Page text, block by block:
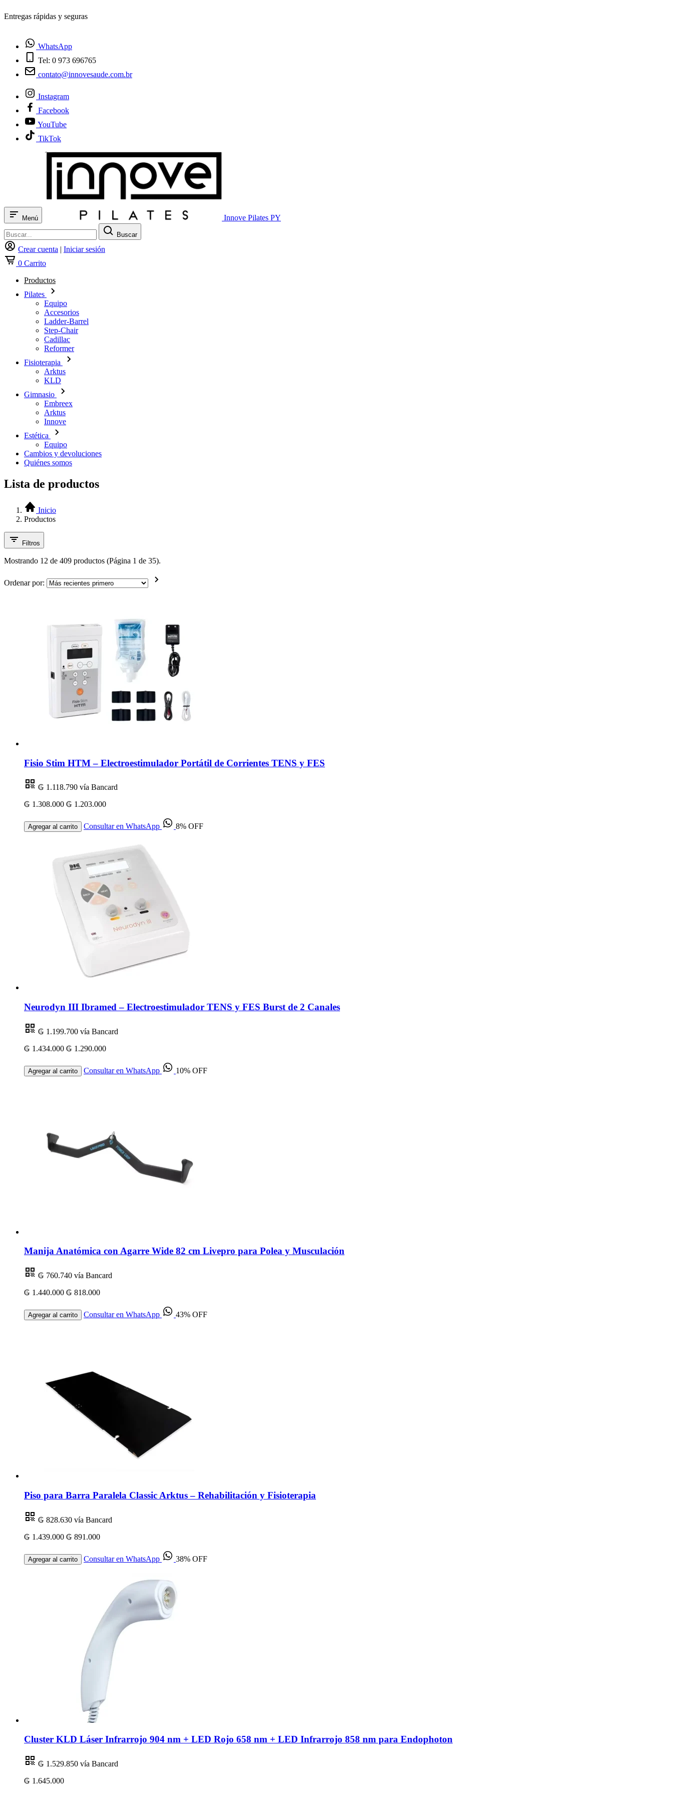
¿Tienes dudas? Habla con nosotros
WhatsApp
Tel: 0 973 696765
contato@innovesaude.com.br
Instagram
Facebook
YouTube
TikTok
Menú Innove Pilates PY
Buscar
Crear cuenta | Iniciar sesión
0 Carrito
Productos
Pilates
Equipo
Accesorios
Ladder-Barrel
Step-Chair
Cadillac
Reformer
Fisioterapia
Arktus
KLD
Gimnasio
Embreex
Arktus
Innove
Estética
Equipo
Cambios y devoluciones
Quiénes somos
Lista de productos
Inicio
Productos
Filtros
Mostrando 12 de 409 productos (Página 1 de 35).
Ordenar por:
Fisio Stim HTM – Electroestimulador Portátil de Corrientes TENS y FES
₲ 1.118.790 vía Bancard
₲ 1.308.000 ₲ 1.203.000
Agregar al carrito Consultar en WhatsApp 8% OFF
Neurodyn III Ibramed – Electroestimulador TENS y FES Burst de 2 Canales
₲ 1.199.700 vía Bancard
₲ 1.434.000 ₲ 1.290.000
Agregar al carrito Consultar en WhatsApp 10% OFF
Manija Anatómica con Agarre Wide 82 cm Livepro para Polea y Musculación
₲ 760.740 vía Bancard
₲ 1.440.000 ₲ 818.000
Agregar al carrito Consultar en WhatsApp 43% OFF
Piso para Barra Paralela Classic Arktus – Rehabilitación y Fisioterapia
₲ 828.630 vía Bancard
₲ 1.439.000 ₲ 891.000
Agregar al carrito Consultar en WhatsApp 38% OFF
Cluster KLD Láser Infrarrojo 904 nm + LED Rojo 658 nm + LED Infrarrojo 858 nm para Endophoton
₲ 1.529.850 vía Bancard
₲ 1.645.000